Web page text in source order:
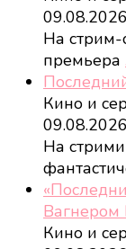
09.08.2026
На стрим-
премьера
Кино и
09.08.2026
На
Кино и